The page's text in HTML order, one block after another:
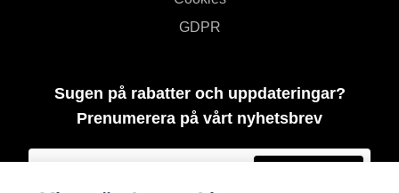
GDPR
Sugen på rabatter och uppdateringar?
Prenumerera på vårt nyhetsbrev